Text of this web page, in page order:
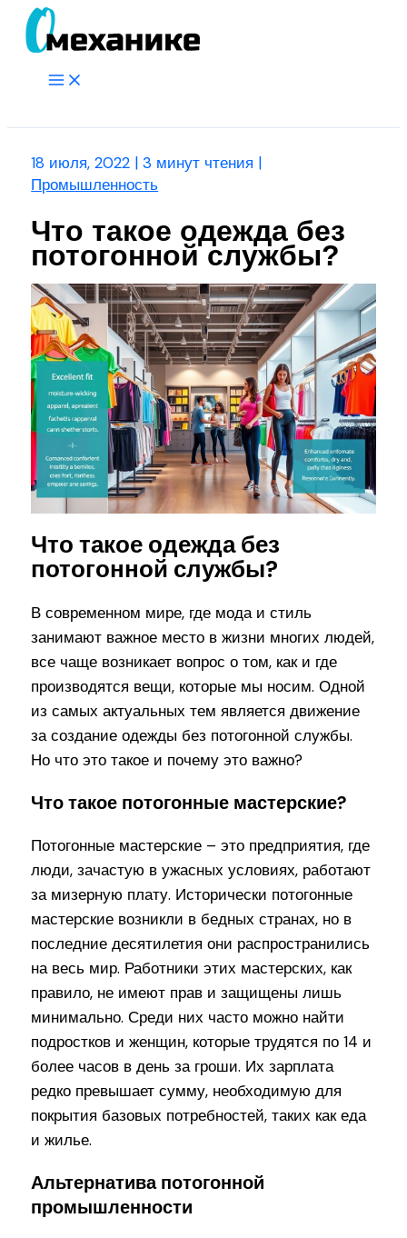
Перейти
Main
18 июля, 2022 |3 минут чтения |
Промышленность
Что такое одежда без
потогонной службы?
Что такое одежда без
потогонной службы?
В современном мире, где мода и стиль
занимают важное место в жизни многих людей,
все чаще возникает вопрос о том, как и где
производятся вещи, которые мы носим. Одной
из самых актуальных тем является движение
за создание одежды без потогонной службы.
Но что это такое и почему это важно?
Что такое потогонные мастерские?
Потогонные мастерские – это предприятия, где
люди, зачастую в ужасных условиях, работают
за мизерную плату. Исторически потогонные
мастерские возникли в бедных странах, но в
последние десятилетия они распространились
на весь мир. Работники этих мастерских, как
правило, не имеют прав и защищены лишь
минимально. Среди них часто можно найти
подростков и женщин, которые трудятся по 14 и
более часов в день за гроши. Их зарплата
редко превышает сумму, необходимую для
покрытия базовых потребностей, таких как еда
и жилье.
Альтернатива потогонной
промышленности